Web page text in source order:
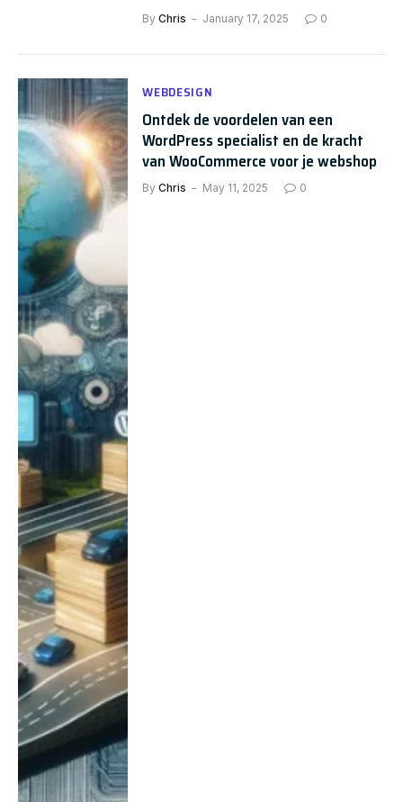
By Chris January 17, 2025 0
WEBDESIGN
Ontdek de voordelen van een
WordPress specialist en de kracht
van WooCommerce voor je webshop
By Chris May 11, 2025 0